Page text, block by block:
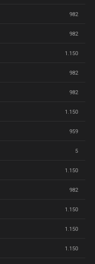
982
982
1.150
982
982
1.150
959
5
1.150
982
1.150
1.150
1.150